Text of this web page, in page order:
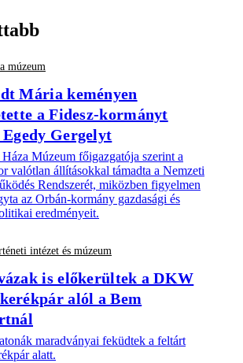
múzeum
Mária keményen
a Fidesz-kormányt
Gergelyt
Múzeum főigazgatója szerint a
valótlan állításokkal támadta a Nemzeti
Rendszerét, miközben figyelmen
az Orbán-kormány gazdasági és
eredményeit.
intézet és múzeum
is előkerültek a DKW
alól a Bem
maradványai feküdtek a feltárt
alatt.